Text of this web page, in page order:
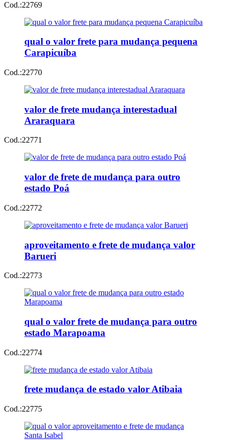
Cod.:22769
qual o valor frete para mudança pequena
Carapicuíba
Cod.:22770
valor de frete mudança interestadual
Araraquara
Cod.:22771
valor de frete de mudança para outro
estado Poá
Cod.:22772
aproveitamento e frete de mudança valor
Barueri
Cod.:22773
qual o valor frete de mudança para outro
estado Marapoama
Cod.:22774
frete mudança de estado valor Atibaia
Cod.:22775